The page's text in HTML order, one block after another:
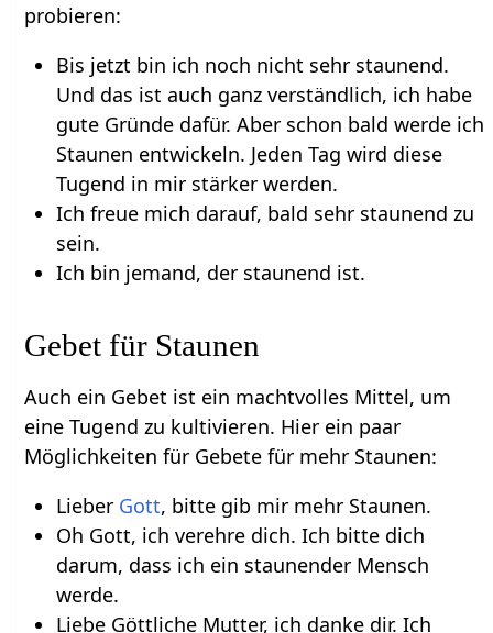
probieren:
Bis jetzt bin ich noch nicht sehr staunend.
Und das ist auch ganz verständlich, ich habe
gute Gründe dafür. Aber schon bald werde ich
Staunen entwickeln. Jeden Tag wird diese
Tugend in mir stärker werden.
Ich freue mich darauf, bald sehr staunend zu
sein.
Ich bin jemand, der staunend ist.
Gebet für Staunen
Auch ein Gebet ist ein machtvolles Mittel, um
eine Tugend zu kultivieren. Hier ein paar
Möglichkeiten für Gebete für mehr Staunen:
Lieber Gott, bitte gib mir mehr Staunen.
Oh Gott, ich verehre dich. Ich bitte dich
darum, dass ich ein staunender Mensch
werde.
Liebe Göttliche Mutter, ich danke dir. Ich